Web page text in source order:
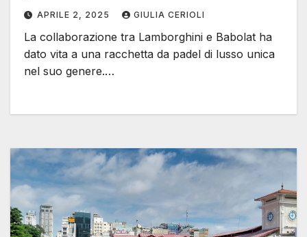
APRILE 2, 2025 GIULIA CERIOLI
La collaborazione tra Lamborghini e Babolat ha
dato vita a una racchetta da padel di lusso unica
nel suo genere.…